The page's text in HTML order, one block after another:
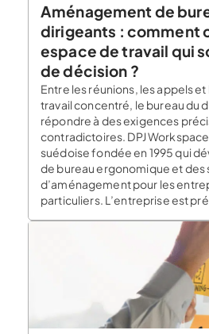
Aménagement de
dirigeants : comment
espace de travail qui
de décision ?
Entre les réunions, les appels
travail concentré, le bureau du
répondre à des exigences
contradictoires. DPJ
suédoise fondée en 1995 qui
de bureau ergonomique et des
d’aménagement pour les
particuliers. L’entreprise est